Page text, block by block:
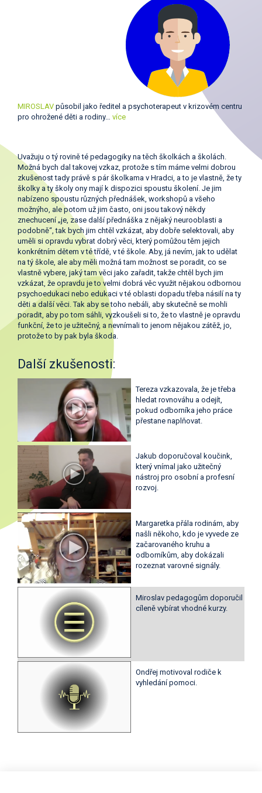
MIROSLAV působil jako ředitel a psychoterapeut v krizovém centru
pro ohrožené děti a rodiny… více
Uvažuju o tý rovině té pedagogiky na těch školkách a školách.
Možná bych dal takovej vzkaz, protože s tím máme velmi dobrou
zkušenost tady právě s pár školkama v Hradci, a to je vlastně, že ty
školky a ty školy ony mají k dispozici spoustu školení. Je jim
nabízeno spoustu různých přednášek, workshopů a všeho
možnýho, ale potom už jim často, oni jsou takový někdy
znechucení „je, zase další přednáška z nějaký neurooblasti a
podobně“, tak bych jim chtěl vzkázat, aby dobře selektovali, aby
uměli si opravdu vybrat dobrý věci, který pomůžou těm jejich
konkrétním dětem v té třídě, v té škole. Aby, já nevím, jak to udělat
na tý škole, ale aby měli možná tam možnost se poradit, co se
vlastně vybere, jaký tam věci jako zařadit, takže chtěl bych jim
vzkázat, že opravdu je to velmi dobrá věc využit nějakou odbornou
psychoedukaci nebo edukaci v té oblasti dopadu třeba násilí na ty
děti a další věci. Tak aby se toho nebáli, aby skutečně se mohli
poradit, aby po tom sáhli, vyzkoušeli si to, že to vlastně je opravdu
funkční, že to je užitečný, a nevnímali to jenom nějakou zátěž, jo,
protože to by pak byla škoda.
Další zkušenosti:
Tereza vzkazovala, že je třeba
hledat rovnováhu a odejít,
pokud odborníka jeho práce
přestane naplňovat.
Jakub doporučoval koučink,
který vnímal jako užitečný
nástroj pro osobní a profesní
rozvoj.
Margaretka přála rodinám, aby
našli někoho, kdo je vyvede ze
začarovaného kruhu a
odborníkům, aby dokázali
rozeznat varovné signály.
Miroslav pedagogům doporučil
cíleně vybírat vhodné kurzy.
Ondřej motivoval rodiče k
vyhledání pomoci.